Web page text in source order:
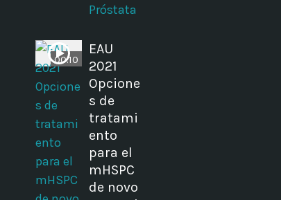
Próstata
00:10
EAU
2021
Opcione
s de
tratami
ento
para el
mHSPC
de novo